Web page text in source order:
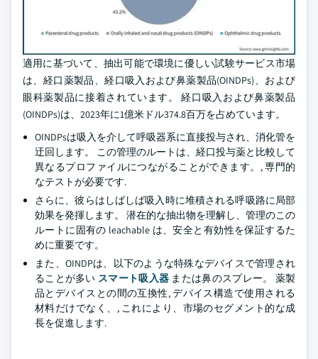
適用に基づいて、抽出可能で環境に優しい試験サービス市場
は、経口薬製品、経口吸入および鼻薬製品(OINDPs)、および
眼科薬製品に接着されています。 経口吸入および鼻薬製品
(OINDPs)は、2023年に1億米ドル374.8百万を占めています。
OINDPsは吸入を介して呼吸器系に直接投与され、消化管を
迂回します。 この管理のルートは、経口投与薬と比較して
異なるプロファイルにつながることができます。, 専門的
なテストが必要です.
さらに、彼らはしばしば吸入時に堆積される呼吸路に局部
効果を発揮します。 潜在的な抽出物を理解し、管理のこの
ルートに固有の leachable は、安全と有効性を保証するた
めに重要です。
また、OINDPは、以下のような特殊なデバイスで管理され
ることが多い スマート吸入器 または鼻のスプレー。 薬製
品とデバイスとの間の互換性, デバイス構造で使用される
材料だけでなく、, これにより、市場のセグメント的な成
長を促進します.